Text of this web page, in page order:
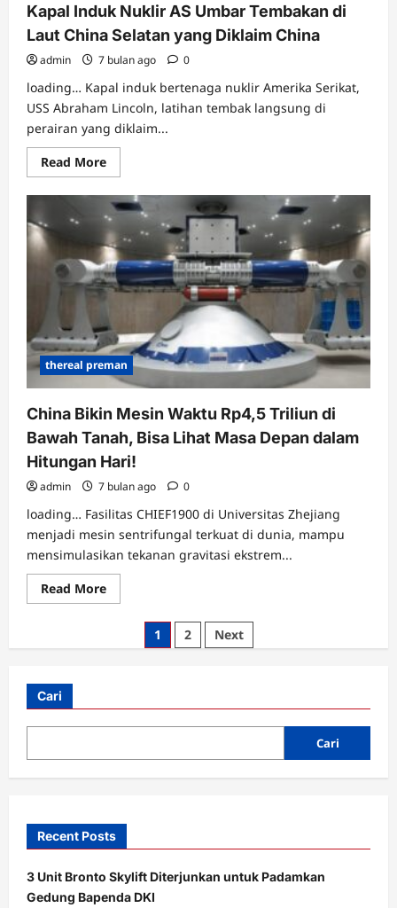
Kapal Induk Nuklir AS Umbar Tembakan di
Laut China Selatan yang Diklaim China
admin 7 bulan ago 0
loading… Kapal induk bertenaga nuklir Amerika Serikat,
USS Abraham Lincoln, latihan tembak langsung di
perairan yang diklaim...
Read MoreRead
more
Kapal
Induk
Nuklir
AS
Umbar
Tembakan
di
Laut
China
yang
Diklaim
China
thereal preman
China Bikin Mesin Waktu Rp4,5 Triliun di
Bawah Tanah, Bisa Lihat Masa Depan dalam
Hitungan Hari!
admin 7 bulan ago 0
loading… Fasilitas CHIEF1900 di Universitas Zhejiang
menjadi mesin sentrifungal terkuat di dunia, mampu
mensimulasikan tekanan gravitasi ekstrem...
Read MoreRead
more
Mesin
Bawah
Tanah,
Masa
Depan
1 2 Next
Cari
Cari
Recent Posts
3 Unit Bronto Skylift Diterjunkan untuk Padamkan
Gedung Bapenda DKI